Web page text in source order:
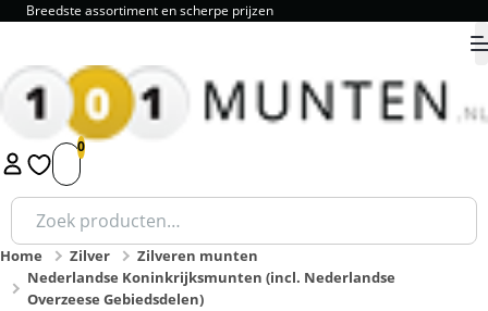
Breedste assortiment en scherpe prijzen
9.8 als review cijfer!
1 2 3 4 5 9.8
Zoeken
naar:
Home Zilver
Zilveren munten
Nederlandse Koninkrijksmunten (incl. Nederlandse
Overzeese Gebiedsdelen)